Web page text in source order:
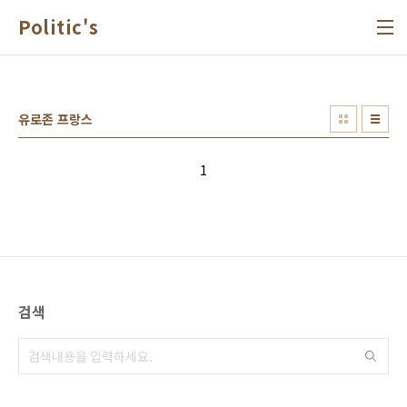
Politic's
유로존 프랑스
1
검색